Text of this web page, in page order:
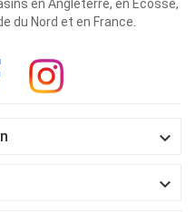
en Angleterre, en Écosse,
du Nord et en France.

